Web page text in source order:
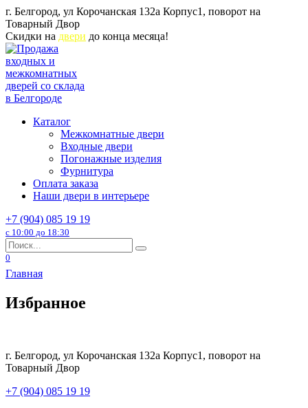
Перейти
к
содержанию
г. Белгород, ул Корочанская 132а Корпус1, поворот на
Товарный Двор
Скидки на двери до конца месяца!
Каталог
Межкомнатные двери
Входные двери
Погонажные изделия
Фурнитура
Оплата заказа
Наши двери в интерьере
+7 (904) 085 19 19
с 10:00 до 18:30
Search
for:
0
Главная
Избранное
г. Белгород, ул Корочанская 132а Корпус1, поворот на
Товарный Двор
+7 (904) 085 19 19